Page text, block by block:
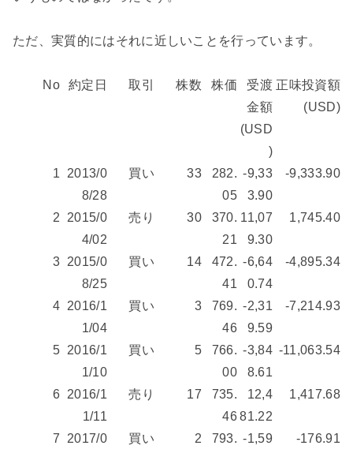
ただ、実質的にはそれに近しいことを行っています。
No 約定日 取引 株数 株価
受渡
金額
(USD
)
正味投資額
(USD)
1
2013/0
8/28
買い 33
282.
05
-9,33
3.90
-9,333.90
2
2015/0
4/02
売り 30
370.
21
11,07
9.30
1,745.40
3 2015/0
8/25
買い 14
472.
41
-6,64
0.74
-4,895.34
4 2016/1
1/04
買い 3
769.
46
-2,31
9.59
-7,214.93
5 2016/1
1/10
買い 5
766.
00
-3,84
8.61
-11,063.54
6 2016/1
1/11
売り 17
735.
46
12,4
81.22
1,417.68
7
2017/0
買い 2
793. -1,59
-176.91